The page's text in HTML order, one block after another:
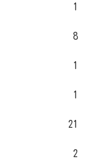
1
8
1
1
21
2